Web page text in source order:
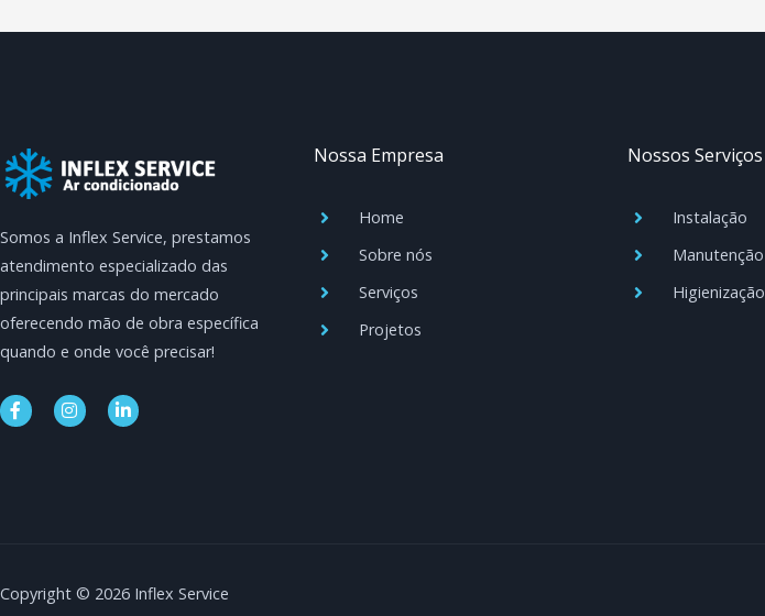
Somos a Inflex Service, prestamos
atendimento especializado das
principais marcas do mercado
oferecendo mão de obra específica
quando e onde você precisar!
F
a
I
n
L
i
Nossa Empresa
Home
Sobre nós
Serviços
Projetos
Nossos Serviços
Instalação
Manutenção
Higienização
Copyright © 2026 Inflex Service